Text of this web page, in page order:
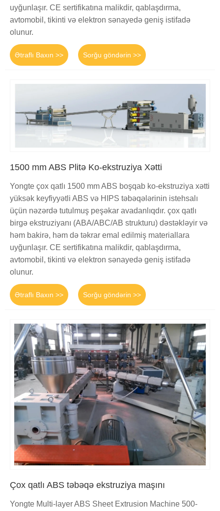
uyğunlaşır. CE sertifikatına malikdir, qablaşdırma,
avtomobil, tikinti və elektron sənayedə geniş istifadə
olunur.
Ətraflı Baxın >> Sorğu göndərin >>
1500 mm ABS Plitə Ko-ekstruziya Xətti
Yongte çox qatlı 1500 mm ABS boşqab ko-ekstruziya xətti
yüksək keyfiyyətli ABS və HIPS təbəqələrinin istehsalı
üçün nəzərdə tutulmuş peşəkar avadanlıqdır. çox qatlı
birgə ekstruziyanı (ABA/ABC/AB strukturu) dəstəkləyir və
həm bakirə, həm də təkrar emal edilmiş materiallara
uyğunlaşır. CE sertifikatına malikdir, qablaşdırma,
avtomobil, tikinti və elektron sənayedə geniş istifadə
olunur.
Ətraflı Baxın >> Sorğu göndərin >>
Çox qatlı ABS təbəqə ekstruziya maşını
Yongte Multi-layer ABS Sheet Extrusion Machine 500-